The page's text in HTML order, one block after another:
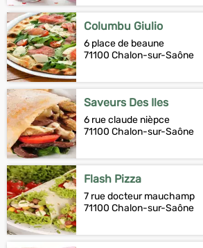
Columbu Giulio
6 place de beaune
71100 Chalon-sur-Saône
Saveurs Des Iles
6 rue claude nièpce
71100 Chalon-sur-Saône
Flash Pizza
7 rue docteur mauchamp
71100 Chalon-sur-Saône